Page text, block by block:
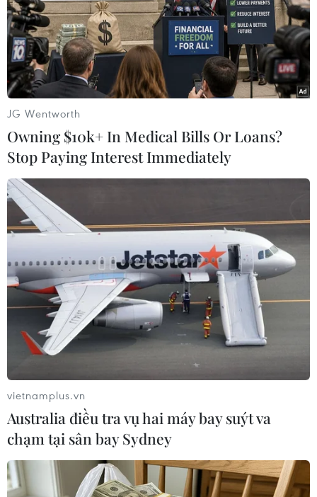
TIN LIÊN QUAN
Cảnh sát Đức thu giữ xe ôtô nghi là của
đối tượng khủng bố
23/07/2016 01:32
Cảnh sát Munich đã cũng đã thu giữ một xe ôtô nghi là
phương tiện các đối tượng khủng bố sử dụng để tới khu
vực gây án.
JG Wentworth
Owning $10k+ In Medical Bills Or Loans?
Stop Paying Interest Immediately
vietnamplus.vn
Australia điều tra vụ hai máy bay suýt va
chạm tại sân bay Sydney